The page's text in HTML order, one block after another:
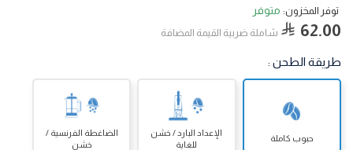
توفر المخزون: متوفر
62.00 شاملة ضربية القيمة المضافة
طريقة الطحن :
حبوب كاملة
الإعداد البارد / خشن
للغاية
الضاغطة الفرنسية /
خشن